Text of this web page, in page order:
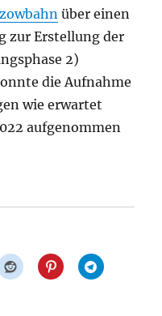
über einen
zur Erstellung der
2)
die Aufnahme
wie erwartet
aufgenommen
– Mehr Schiene